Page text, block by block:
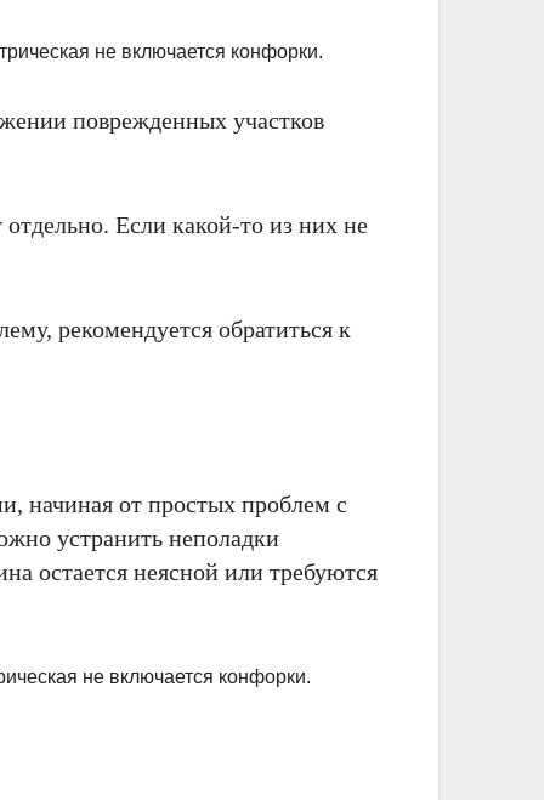
поврежденных участков
Если какой-то из них не
рекомендуется обратиться к
начиная от простых проблем с
устранить неполадки
остается неясной или требуются